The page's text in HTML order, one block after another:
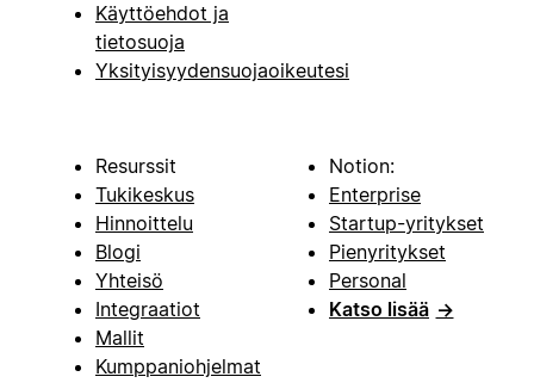
Käyttöehdot ja
tietosuoja
Yksityisyydensuojaoikeutesi
Resurssit
Tukikeskus
Hinnoittelu
Blogi
Yhteisö
Integraatiot
Mallit
Kumppaniohjelmat
Notion:
Enterprise
Startup-yritykset
Pienyritykset
Personal
Katso lisää →